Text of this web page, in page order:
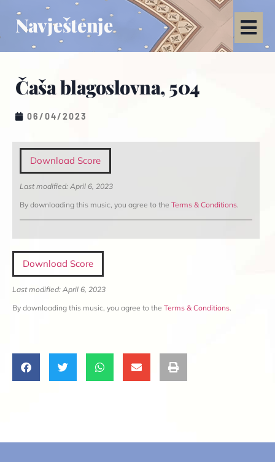
Navještenje
Čaša blagoslovna, 504
06/04/2023
Download Score
Last modified: April 6, 2023
By downloading this music, you agree to the Terms & Conditions.
Download Score
Last modified: April 6, 2023
By downloading this music, you agree to the Terms & Conditions.